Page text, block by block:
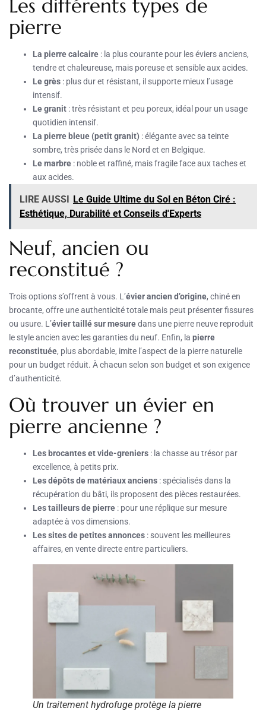
Les différents types de
pierre
La pierre calcaire : la plus courante pour les éviers anciens,
tendre et chaleureuse, mais poreuse et sensible aux acides.
Le grès : plus dur et résistant, il supporte mieux l’usage
intensif.
Le granit : très résistant et peu poreux, idéal pour un usage
quotidien intensif.
La pierre bleue (petit granit) : élégante avec sa teinte
sombre, très prisée dans le Nord et en Belgique.
Le marbre : noble et raffiné, mais fragile face aux taches et
aux acides.
LIRE AUSSI
Le Guide Ultime du Sol en Béton Ciré :
Esthétique, Durabilité et Conseils d'Experts
Neuf, ancien ou
reconstitué ?
Trois options s’offrent à vous. L’évier ancien d’origine, chiné en
brocante, offre une authenticité totale mais peut présenter fissures
ou usure. L’évier taillé sur mesuredans une pierre neuve reproduit
le style ancien avec les garanties du neuf. Enfin, la pierre
reconstituée, plus abordable, imite l’aspect de la pierre naturelle
pour un budget réduit. À chacun selon son budget et son exigence
d’authenticité.
Où trouver un évier en
pierre ancienne ?
Les brocantes et vide-greniers : la chasse au trésor par
excellence, à petits prix.
Les dépôts de matériaux anciens : spécialisés dans la
récupération du bâti, ils proposent des pièces restaurées.
Les tailleurs de pierre : pour une réplique sur mesure
adaptée à vos dimensions.
Les sites de petites annonces : souvent les meilleures
affaires, en vente directe entre particuliers.
Un traitement hydrofuge protège la pierre